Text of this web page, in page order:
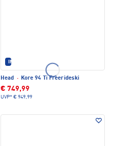
IM SET ERHÄLTLICH
Head · Kore 94 Ti Freerideski
€ 749,99
UVP* € 949,99